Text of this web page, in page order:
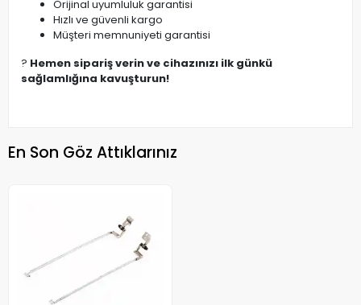
Orijinal uyumluluk garantisi
Hızlı ve güvenli kargo
Müşteri memnuniyeti garantisi
? Hemen sipariş verin ve cihazınızı ilk günkü
sağlamlığına kavuşturun!
En Son Göz Attıklarınız